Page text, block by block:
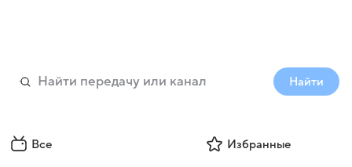
Найти
Все Избранные